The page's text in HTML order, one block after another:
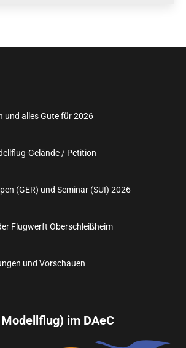
und alles Gute für 2026
Gelände / Petition
(GER) und Seminar (SUI) 2026
Flugwerft Oberschleißheim
und Vorschauen
im DAeC